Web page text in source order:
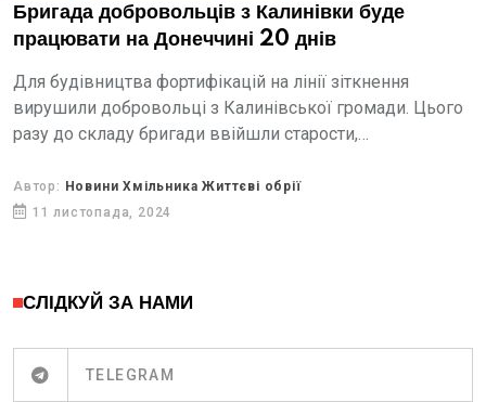
Бригада добровольців з Калинівки буде
працювати на Донеччині 20 днів
Для будівництва фортифікацій на лінії зіткнення
вирушили добровольці з Калинівської громади. Цього
разу до складу бригади ввійшли старости,
культури та охорони здоров'я.
Автор: Новини Хмільника Життєві обрії
11 листопада, 2024
СЛІДКУЙ ЗА НАМИ
TELEGRAM